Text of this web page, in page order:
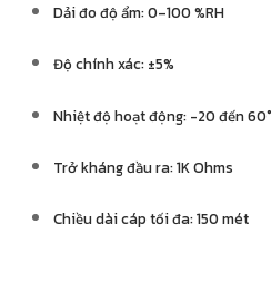
Dải đo độ ẩm: 0–100 %RH
Độ chính xác: ±5%
Nhiệt độ hoạt động: -20 đến
Trở kháng đầu ra: 1K Ohms
Chiều dài cáp tối đa: 150 mét